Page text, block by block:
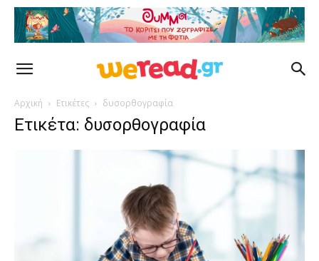
Αρχική Ετικέτες δυσορθογραφία
Ετικέτα: δυσορθογραφία